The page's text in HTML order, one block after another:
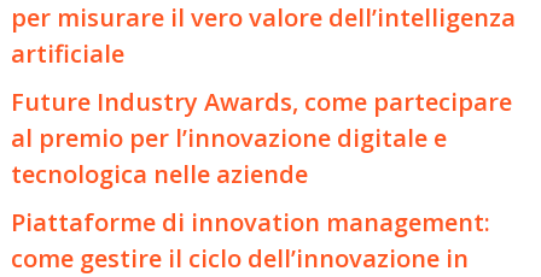
per misurare il vero valore dell’intelligenza
artificiale
Future Industry Awards, come partecipare
al premio per l’innovazione digitale e
tecnologica nelle aziende
Piattaforme di innovation management:
come gestire il ciclo dell’innovazione in